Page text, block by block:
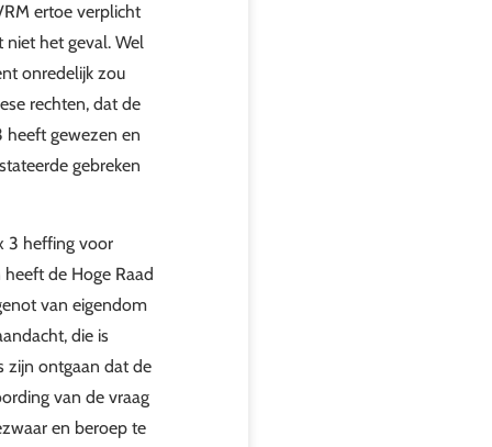
ertoe verplicht
niet het geval. Wel
onredelijk zou
rechten, dat de
heeft gewezen en
gebreken
3 heffing voor
de Hoge Raad
van eigendom
die is
zijn ontgaan dat de
van de vraag
en beroep te